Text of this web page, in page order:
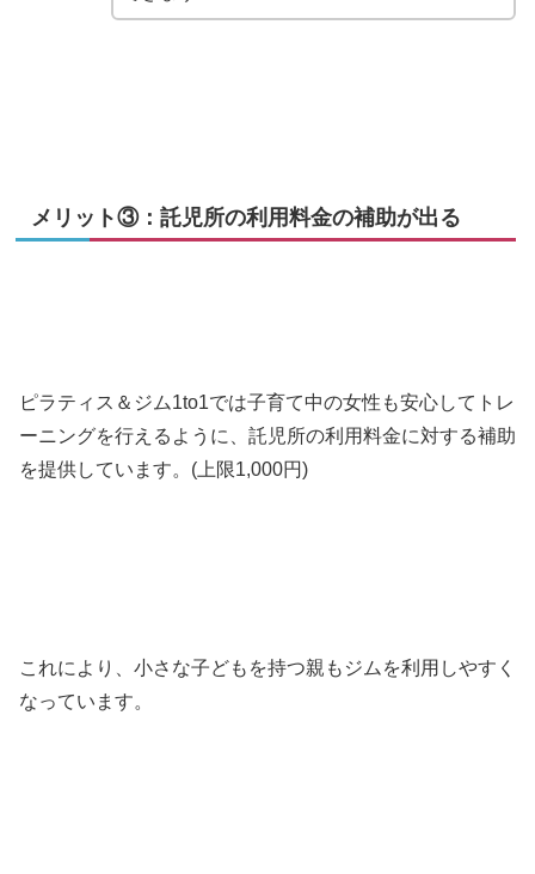
メリット③：託児所の利用料金の補助が出る
ピラティス＆ジム1to1では子育て中の女性も安心してトレ
ーニングを行えるように、託児所の利用料金に対する補助
を提供しています。(上限1,000円)
これにより、小さな子どもを持つ親もジムを利用しやすく
なっています。